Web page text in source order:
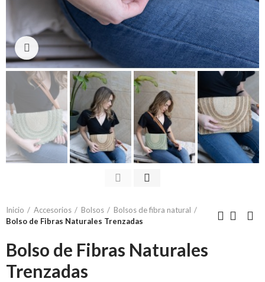
Ampliar
Inicio Accesorios Bolsos
Bolsos de fibra natural
Bolso de Fibras Naturales Trenzadas
Bolso de Fibras Naturales
Trenzadas